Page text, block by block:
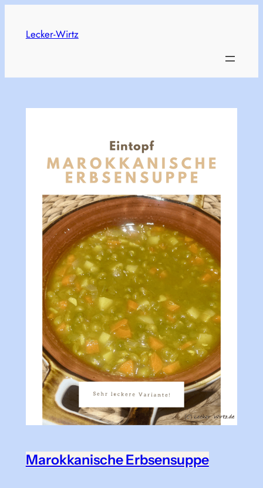
content
Lecker-Wirtz
Marokkanische Erbsensuppe